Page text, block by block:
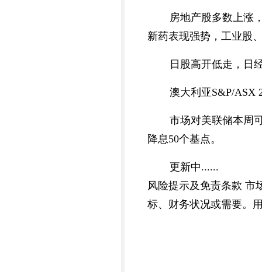
房地产股多数上涨
新药表现强势，工业股
日股高开低走，日
澳大利亚S&P/ASX
市场对美联储本周
降息50个基点。
更新中......
风险提示及免责条款 市
标、财务状况或需要。